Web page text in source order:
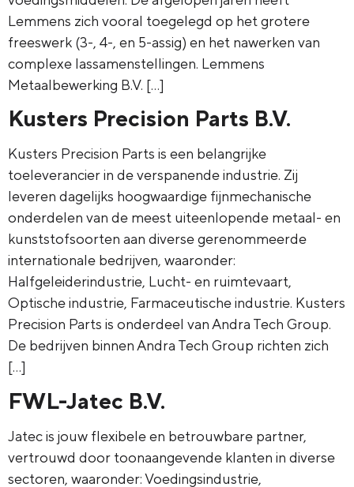
Lemmens zich vooral toegelegd op het grotere
freeswerk (3-, 4-, en 5-assig) en het nawerken van
complexe lassamenstellingen. Lemmens
Metaalbewerking B.V. […]
Kusters Precision Parts B.V.
Kusters Precision Parts is een belangrijke
toeleverancier in de verspanende industrie. Zij
leveren dagelijks hoogwaardige fijnmechanische
onderdelen van de meest uiteenlopende metaal- en
kunststofsoorten aan diverse gerenommeerde
internationale bedrijven, waaronder:
Halfgeleiderindustrie, Lucht- en ruimtevaart,
Optische industrie, Farmaceutische industrie. Kusters
Precision Parts is onderdeel van Andra Tech Group.
De bedrijven binnen Andra Tech Group richten zich
[…]
FWL-Jatec B.V.
Jatec is jouw flexibele en betrouwbare partner,
vertrouwd door toonaangevende klanten in diverse
sectoren, waaronder: Voedingsindustrie,